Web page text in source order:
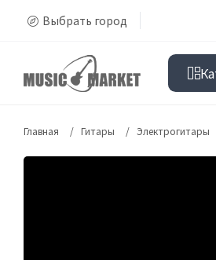
Выбрать город
Главная Гитары Электрогитары